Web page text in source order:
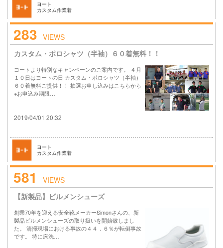
ヨート
カスタム作業着
283 VIEWS
カスタム・ポロシャツ（半袖）６０着無料！！
ヨートより特別なキャンペーンのご案内です。 ４月
１０日はヨートの日 カスタム・ポロシャツ（半袖）
６０着無料ご提供！！ 抽選お申し込みはこちらから
※お申込み期限…
2019/04/01 20:32
ヨート
カスタム作業着
581
VIEWS
【新製品】ビルメンシューズ
創業70年を迎える安全靴メーカーSimonさんの、新
製品ビルメンシューズの取り扱いを開始致しまし
た。 清掃現場における事故の４４．６％が転倒事故
です。 特に床洗…